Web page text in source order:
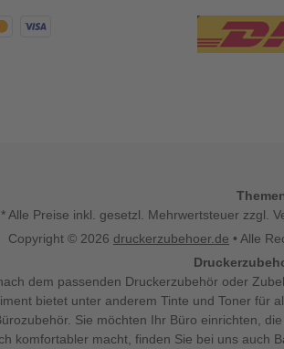
* Alle Preise inkl. gesetzl. Mehrwertsteuer zzgl.
Copyright © 2026 druckerzubehoer.de • Alle
dem passenden Druckerzubehör oder
bietet unter anderem Tinte und Toner für
Sie möchten Ihr Büro einrichten,
komfortabler macht, finden Sie bei uns auch